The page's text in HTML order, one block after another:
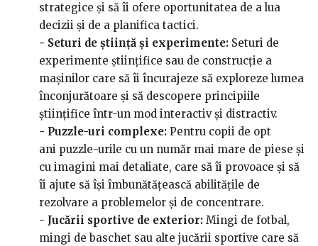
strategice și să îi ofere oportunitatea de a lua
decizii și de a planifica tactici.
- Seturi de știință și experimente: Seturi de
experimente științifice sau de construcție a
mașinilor care să îi încurajeze să exploreze lumea
înconjurătoare și să descopere principiile
științifice într-un mod interactiv și distractiv.
- Puzzle-uri complexe: Pentru copii de opt
ani puzzle-urile cu un număr mai mare de piese și
cu imagini mai detaliate, care să îi provoace și să
îi ajute să își îmbunătățească abilitățile de
rezolvare a problemelor și de concentrare.
- Jucării sportive de exterior: Mingi de fotbal,
mingi de baschet sau alte jucării sportive care să